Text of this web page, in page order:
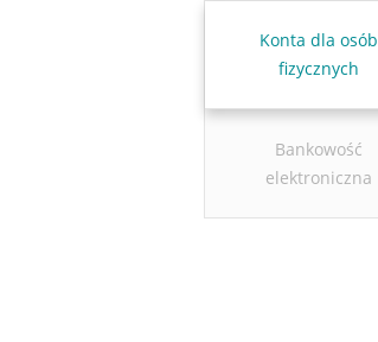
Konta dla osób
fizycznych
Bankowość
elektroniczna